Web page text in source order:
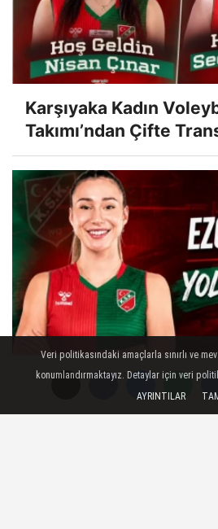
Karşıyaka Kadın
Takımı’ndan Çifte
Ezgi Uludağ ile Yola
Veri politikasındaki amaçlarla sınırlı ve
konumlandırmaktayız. Detaylar için veri
AYRINTILAR